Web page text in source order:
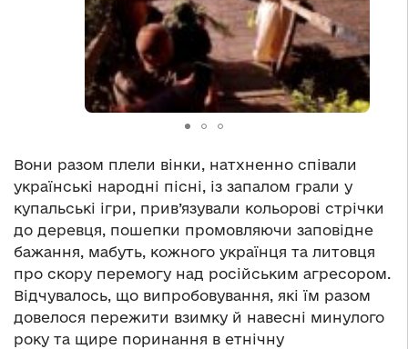
Вони разом плели вінки, натхненно співали
українські народні пісні, із запалом грали у
купальські ігри, прив’язували кольорові стрічки
до деревця, пошепки промовляючи заповідне
бажання, мабуть, кожного українця та литовця
про скору перемогу над російським агресором.
Відчувалось, що випробовування, які їм разом
довелося пережити взимку й навесні минулого
року та щире поринання в етнічну